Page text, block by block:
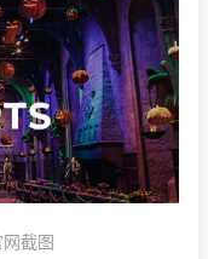
截图